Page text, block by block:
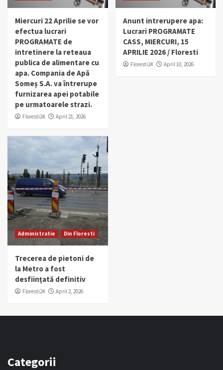
Miercuri 22 Aprilie se vor
efectua lucrari
PROGRAMATE de
intretinere la reteaua
publica de alimentare cu
apa. Compania de Apă
Someș S.A. va întrerupe
furnizarea apei potabile
pe urmatoarele strazi.
Floresti24 April 21, 2026
Anunt intrerupere apa:
Lucrari PROGRAMATE
CASS, MIERCURI, 15
APRILIE 2026 / Floresti
Floresti24 April 10, 2026
Administratie Din Floresti
Trecerea de pietoni de
la Metro a fost
desființată definitiv
Floresti24 April 2, 2026
Categorii